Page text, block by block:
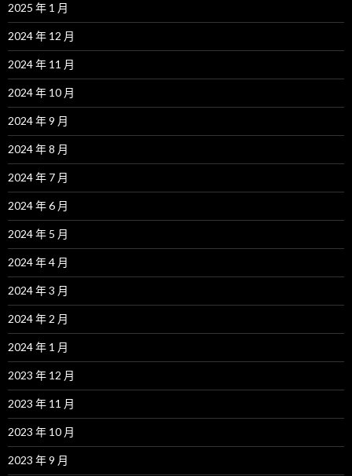
2025 年 1 月
2024 年 12 月
2024 年 11 月
2024 年 10 月
2024 年 9 月
2024 年 8 月
2024 年 7 月
2024 年 6 月
2024 年 5 月
2024 年 4 月
2024 年 3 月
2024 年 2 月
2024 年 1 月
2023 年 12 月
2023 年 11 月
2023 年 10 月
2023 年 9 月